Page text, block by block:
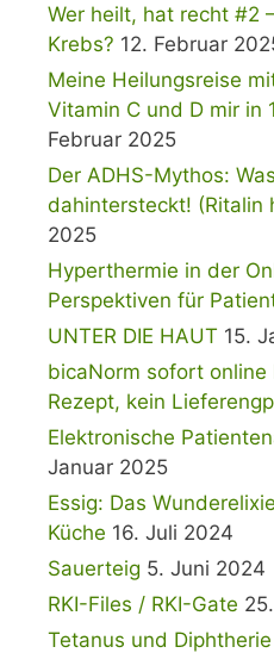
Wer heilt, hat recht #2
Krebs? 12. Februar
Meine Heilungsreise
Vitamin C und D mir in
Februar 2025
Der ADHS-Mythos:
dahintersteckt! (Ritalin
2025
Hyperthermie in der
Perspektiven für
UNTER DIE HAUT 15.
bicaNorm sofort
Rezept, kein
Elektronische
Januar 2025
Essig: Das
Küche 16. Juli 2024
Sauerteig 5. Juni 2024
RKI-Files / RKI-Gate
Tetanus und